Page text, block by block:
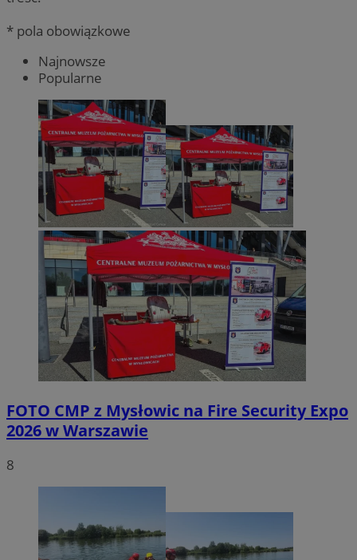
* pola obowiązkowe
Najnowsze
Popularne
FOTO CMP z Mysłowic na Fire Security Expo
2026 w Warszawie
8